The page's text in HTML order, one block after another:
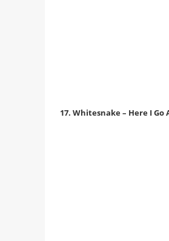
17. Whitesnake – Here I Go